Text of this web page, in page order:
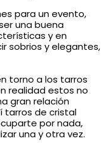
para un evento,
una buena
y en
sobrios y elegantes,
torno a los tarros
realidad estos no
gran relación
tarros de cristal
por nada,
una y otra vez.